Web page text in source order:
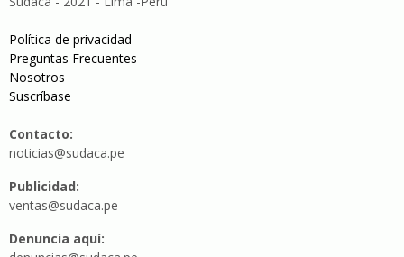
Política de privacidad
Preguntas Frecuentes
Nosotros
Suscríbase
Contacto:
noticias@sudaca.pe
Publicidad:
ventas@sudaca.pe
Denuncia aquí: